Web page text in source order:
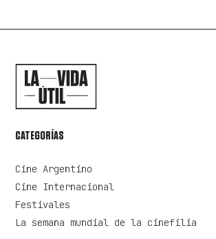
CATEGORÍAS
Cine Argentino
Cine Internacional
Festivales
La semana mundial de la cinefilia